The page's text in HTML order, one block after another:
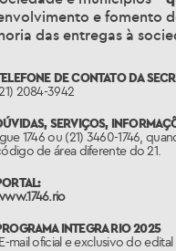
e fomento
das entregas à
DE CONTATO DA
2084-3942
SERVIÇOS,
1746 ou (21) 3460-1746,
de área diferente do 21.
INTEGRA RIO 2025
mail oficial e exclusivo do